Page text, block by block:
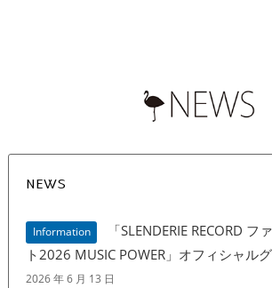
NEWS
Information
「SLENDERIE RECORD
ト2026 MUSIC POWER」オフィシャル
2026 年 6 月 13 日